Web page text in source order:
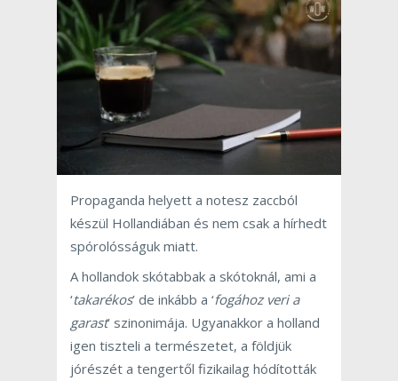
Propaganda helyett a notesz zaccból
készül Hollandiában és nem csak a hírhedt
spórolósságuk miatt.
A hollandok skótabbak a skótoknál, ami a
‘takarékos’ de inkább a ‘fogához veri a
garast’ szinonimája. Ugyanakkor a holland
igen tiszteli a természetet, a földjük
jórészét a tengertől fizikailag hódították